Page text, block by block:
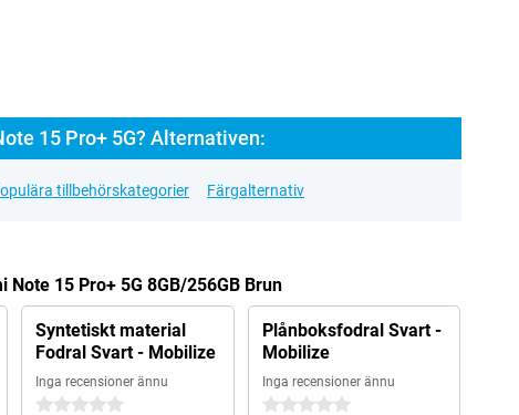
15 Pro+ 5G? Alternativen:
tillbehörskategorier Färgalternativ
15 Pro+ 5G 8GB/256GB Brun
Syntetiskt material
Fodral Svart - Mobilize
Inga recensioner ännu
0 stjärnor
Plånboksfodral Svart -
Mobilize
Inga recensioner ännu
0 stjärnor